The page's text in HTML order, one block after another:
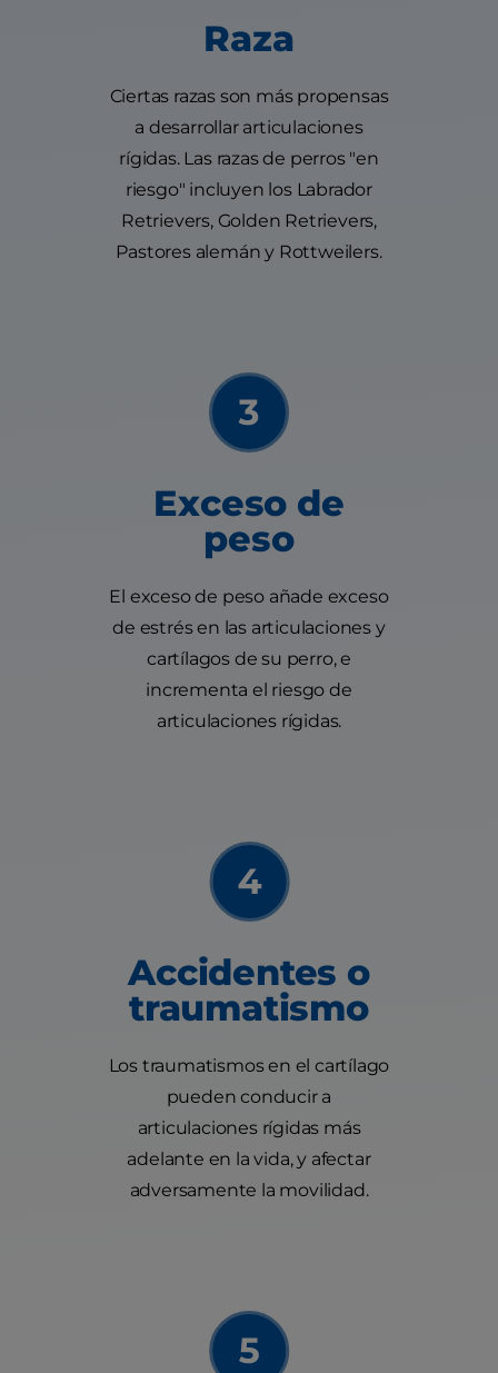
Raza
Ciertas razas son más propensas
a desarrollar articulaciones
rígidas. Las razas de perros "en
riesgo" incluyen los Labrador
Retrievers, Golden Retrievers,
Pastores alemán y Rottweilers.
Exceso de
peso
El exceso de peso añade exceso
de estrés en las articulaciones y
cartílagos de su perro, e
incrementa el riesgo de
articulaciones rígidas.
Accidentes o
traumatismo
Los traumatismos en el cartílago
pueden conducir a
articulaciones rígidas más
adelante en la vida, y afectar
adversamente la movilidad.